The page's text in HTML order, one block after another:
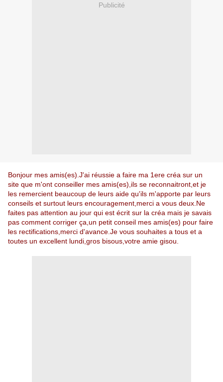
Publicité
Bonjour mes amis(es).J'ai réussie a faire ma 1ere créa sur un
site que m'ont conseiller mes amis(es),ils se reconnaitront,et je
les remercient beaucoup de leurs aide qu'ils m'apporte par leurs
conseils et surtout leurs encouragement,merci a vous deux.Ne
faites pas attention au jour qui est écrit sur la créa mais je savais
pas comment corriger ça,un petit conseil mes amis(es) pour faire
les rectifications,merci d'avance.Je vous souhaites a tous et a
toutes un excellent lundi,gros bisous,votre amie gisou.